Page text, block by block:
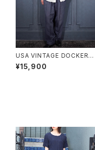
USA VINTAGE DOCKERS
PREMIUM TUCK DESIGN
LINEN WIDE SLACKS
¥15,900